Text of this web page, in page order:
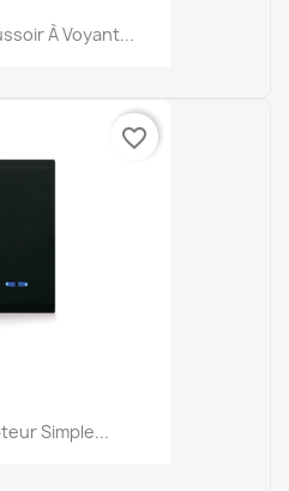
À Voyant...
Simple...
favorite_border